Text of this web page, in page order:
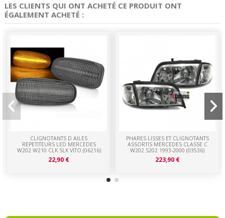
LES CLIENTS QUI ONT ACHETÉ CE PRODUIT ONT
ÉGALEMENT ACHETÉ :
CLIGNOTANTS D AILES
REPETITEURS LED MERCEDES
W202 W210 CLK SLK VITO (06216)
22,90 €
PHARES LISSES ET CLIGNOTANTS
ASSORTIS MERCEDES CLASSE C
W202 S202 1993-2000 (03536)
223,90 €